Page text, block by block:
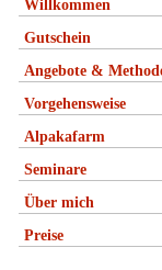
Willkommen
Gutschein
Angebote &
Vorgehensweise
Alpakafarm
Seminare
Über mich
Preise